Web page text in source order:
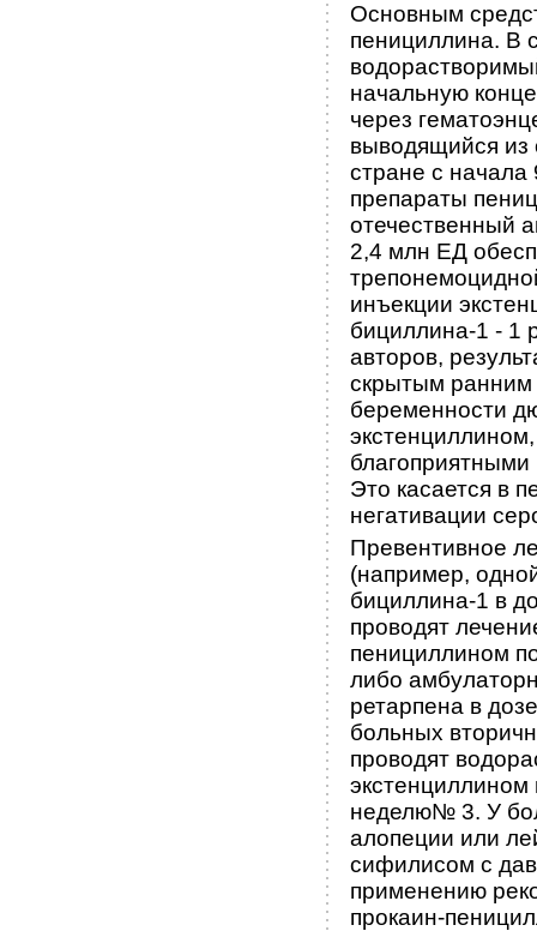
Основным
пенициллина. В
начальную
через
выводящийся из
стране с
препараты
отечественный
2,4 млн ЕД
инъекции
бициллина-1 - 1
авторов,
скрытым
беременности
Это касается в
негативации
Превентивное
(например,
бициллина-1 в
проводят
пенициллином
либо
ретарпена в
больных
проводят
неделю№ 3. У
алопеции или
сифилисом с
применению
прокаин-